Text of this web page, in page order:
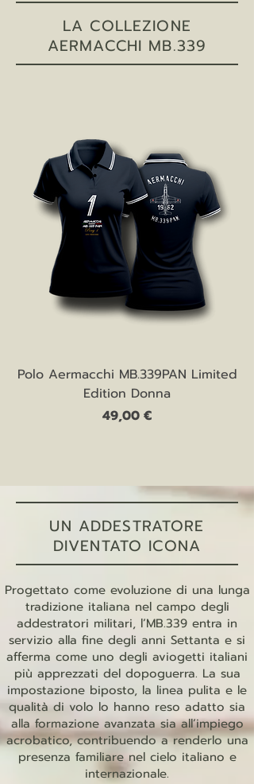
LA COLLEZIONE
AERMACCHI MB.339
Polo Aermacchi MB.339PAN Limited
Edition Donna
Prezzo
49,00 €
Polo Aermacchi MB.339PAN Limited
Edition
Prezzo
56,00 €
Polo Aermacchi MB.339PAN
Prezzo
54,00 €
Polo Aermacchi MB.339PAN Donna
Prezzo
48,00 €
T-shirt Aermacchi MB.339PAN
Prezzo
39,00 €
T-shirt Aermacchi MB.339PAN Donna
Prezzo
36,00 €
T-shirt Aermacchi MB.339PAN
Prezzo regolare
39,00 €Prezzo scontato
29,00 €
UN ADDESTRATORE
DIVENTATO ICONA
Progettato come evoluzione di una lunga
tradizione italiana nel campo degli
addestratori militari, l’MB.339 entra in
servizio alla fine degli anni Settanta e si
afferma come uno degli aviogetti italiani
più apprezzati del dopoguerra. La sua
impostazione biposto, la linea pulita e le
qualità di volo lo hanno reso adatto sia
alla formazione avanzata sia all’impiego
acrobatico, contribuendo a renderlo una
presenza familiare nel cielo italiano e
internazionale.